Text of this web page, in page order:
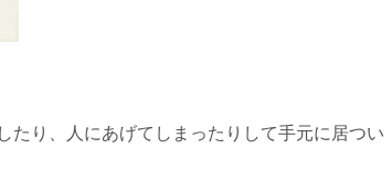
り、人にあげてしまったりして手元に居つい